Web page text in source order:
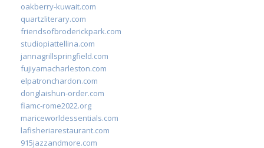
oakberry-kuwait.com
quartzliterary.com
friendsofbroderickpark.com
studiopiattellina.com
jannagrillspringfield.com
fujiyamacharleston.com
elpatronchardon.com
donglaishun-order.com
fiamc-rome2022.org
mariceworldessentials.com
lafisheriarestaurant.com
915jazzandmore.com